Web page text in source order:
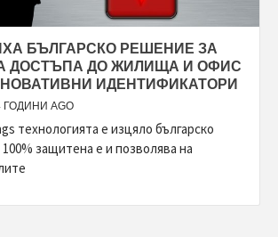
БЪЛГАРСКО РЕШЕНИЕ ЗА
ДОСТЪПА ДО ЖИЛИЩА И ОФИС
ИДЕНТИФИКАТОРИ
ГОДИНИ AGO
технологията е изцяло българско
защитена е и позволява на